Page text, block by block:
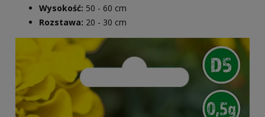
Wysokość: 50 - 60 cm
Rozstawa: 20 - 30 cm